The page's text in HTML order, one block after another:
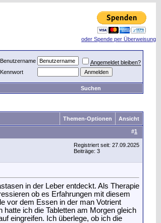
oder Spende per Überweisung
Benutzername
Angemeldet bleiben?
Kennwort
Suchen
Themen-Optionen Ansicht
#1
Registriert seit: 27.09.2025
Beiträge: 3
in der Leber entdeckt. Als Therapie
ob es Erfahrungen mit diesem
vor dem Essen in der man Votrient
ich die Tabletten am Morgen gleich
eingreifen. Ich überlege, ob ich die